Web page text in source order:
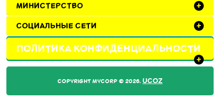
МИНИСТЕРСТВО +
СОЦИАЛЬНЫЕ СЕТИ +
ПОЛИТИКА КОНФИДЕНЦИАЛЬНОСТИ
+
COPYRIGHT MYCORP © 2026. UCOZ